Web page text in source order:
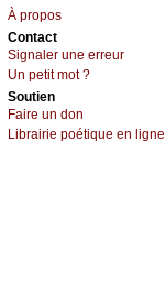
À prоpos
Cоntact
Signaler une errеur
Un pеtit mоt ?
Sоutien
Fаirе un dоn
Librairiе pоétique en lignе